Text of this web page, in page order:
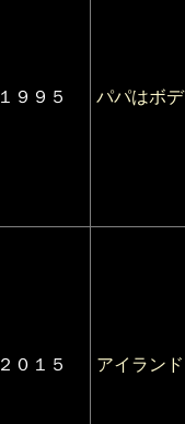
１９９５ パパはボ
２０１５ アイラン